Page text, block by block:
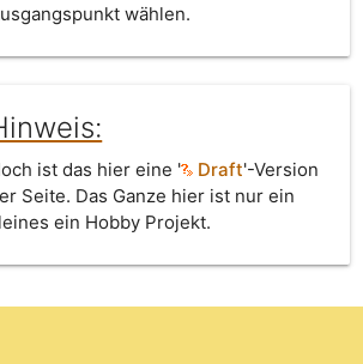
wählen.
ist das hier eine ' Draft'-Version
Seite. Das Ganze hier ist nur ein
ein Hobby Projekt.